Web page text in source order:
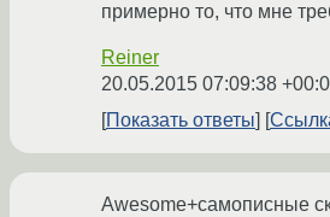
примерно то, что мне
Reiner
20.05.2015 07:09:38
Показать ответы
Awesome+самописные